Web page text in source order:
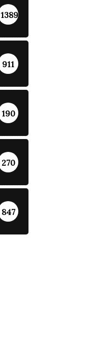
1389
911
190
270
847